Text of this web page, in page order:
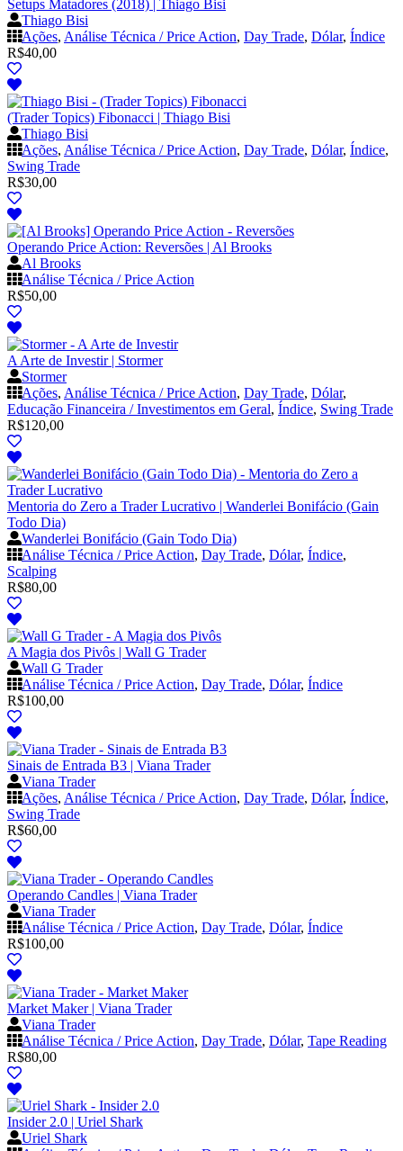
Setups Matadores (2018) | Thiago Bisi
Thiago Bisi
Ações, Análise Técnica / Price Action, Day Trade, Dólar, Índice
R$40,00
(Trader Topics) Fibonacci | Thiago Bisi
Thiago Bisi
Ações, Análise Técnica / Price Action, Day Trade, Dólar, Índice,
Swing Trade
R$30,00
Operando Price Action: Reversões | Al Brooks
Al Brooks
Análise Técnica / Price Action
R$50,00
A Arte de Investir | Stormer
Stormer
Ações, Análise Técnica / Price Action, Day Trade, Dólar,
Educação Financeira / Investimentos em Geral, Índice, Swing Trade
R$120,00
Mentoria do Zero a Trader Lucrativo | Wanderlei Bonifácio (Gain
Todo Dia)
Wanderlei Bonifácio (Gain Todo Dia)
Análise Técnica / Price Action, Day Trade, Dólar, Índice,
Scalping
R$80,00
A Magia dos Pivôs | Wall G Trader
Wall G Trader
Análise Técnica / Price Action, Day Trade, Dólar, Índice
R$100,00
Sinais de Entrada B3 | Viana Trader
Viana Trader
Ações, Análise Técnica / Price Action, Day Trade, Dólar, Índice,
Swing Trade
R$60,00
Operando Candles | Viana Trader
Viana Trader
Análise Técnica / Price Action, Day Trade, Dólar, Índice
R$100,00
Market Maker | Viana Trader
Viana Trader
Análise Técnica / Price Action, Day Trade, Dólar, Tape Reading
R$80,00
Insider 2.0 | Uriel Shark
Uriel Shark